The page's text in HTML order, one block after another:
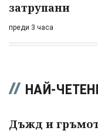
затрупани
преди 3 часа
НАЙ-
Дъжд и